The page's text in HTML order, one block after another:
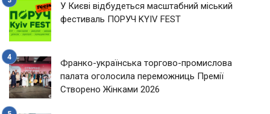
У Києві відбудеться масштабний міський
фестиваль ПОРУЧ KYIV FEST
Франко-українська торгово-промислова
палата оголосила переможниць Премії
Створено Жінками 2026